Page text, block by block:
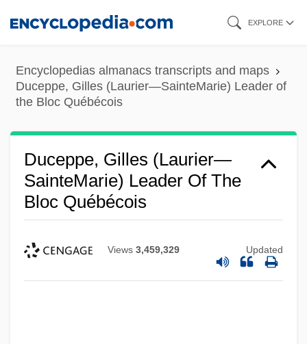
content
EXPLORE
Encyclopedias almanacs transcripts and maps
Duceppe, Gilles (Laurier—SainteMarie) Leader of
the Bloc Québécois
Duceppe, Gilles (Laurier—
SainteMarie) Leader Of The
Bloc Québécois
Views 3,459,329 Updated